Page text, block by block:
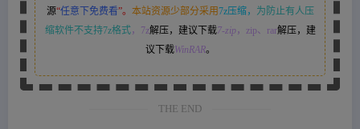
源“任意下免费看”。 本站资源少部分采用7z压缩，
为防止有人压
缩软件不支持7z格式，7z解压，建议下载7-zip，zip、rar解压，建
议下载WinRAR。
THE END